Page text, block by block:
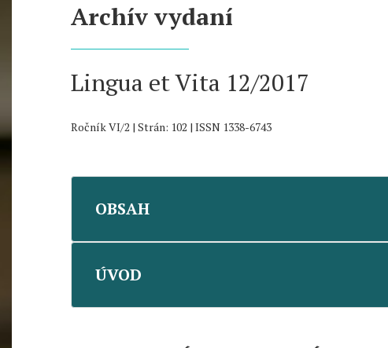
Archív vydaní
Lingua et Vita 12/2017
Ročník VI/2 | Strán: 102 | ISSN 1338-6743
OBSAH
ÚVOD